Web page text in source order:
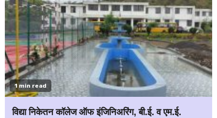
1 min read
विद्या निकेतन कॉलेज ऑफ इंजिनिअरिंग, बी.ई. व एम.ई.